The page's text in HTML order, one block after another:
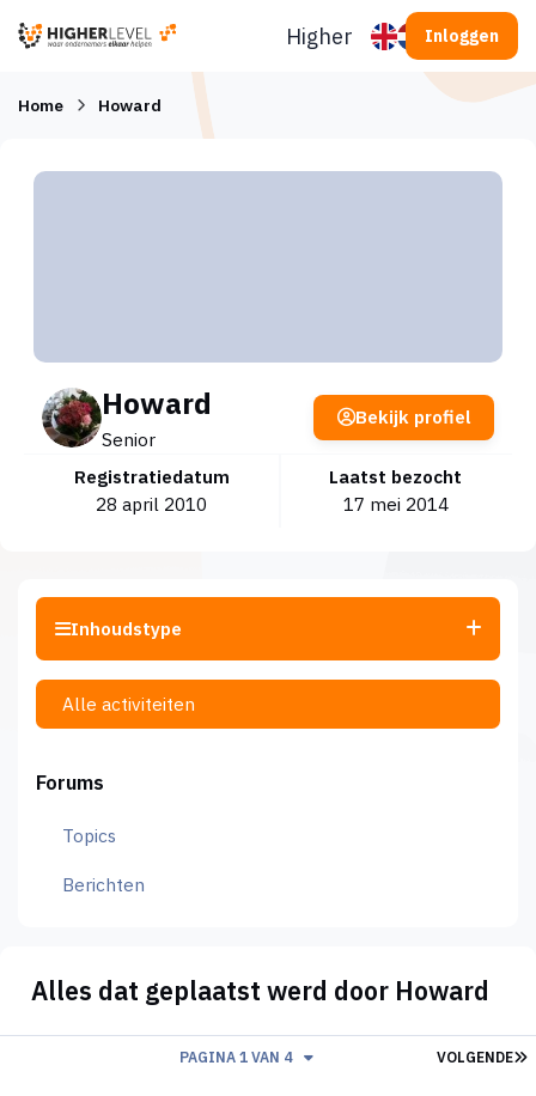
Higherlevel Inloggen
Home Howard
Howard
Senior
Registratiedatum
28 april 2010
Laatst bezocht
17 mei 2014
Bekijk profiel
Inhoudstype
Alle activiteiten
Forums
Topics
Berichten
Alles dat geplaatst werd door Howard
VOLGENDE
PAGINA 1 VAN 4